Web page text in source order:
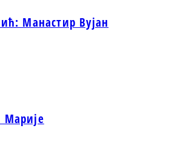
Манастир Вујан
Марије